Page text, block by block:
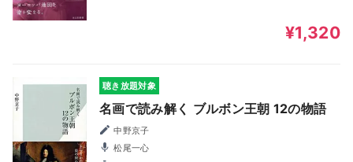
¥1,320
聴き放題対象
名画で読み解く ブルボン王朝 12の物語
中野京子
松尾一心